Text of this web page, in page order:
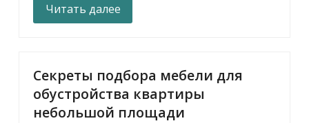
Читать далее
Секреты подбора мебели для
обустройства квартиры
небольшой площади